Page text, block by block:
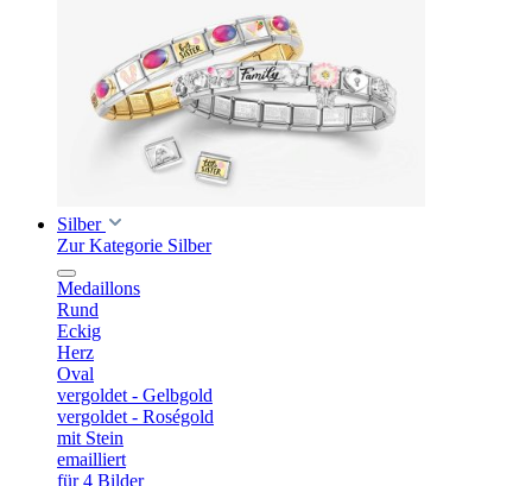
Silber
Zur Kategorie Silber
Medaillons
Rund
Eckig
Herz
Oval
vergoldet - Gelbgold
vergoldet - Roségold
mit Stein
emailliert
für 4 Bilder